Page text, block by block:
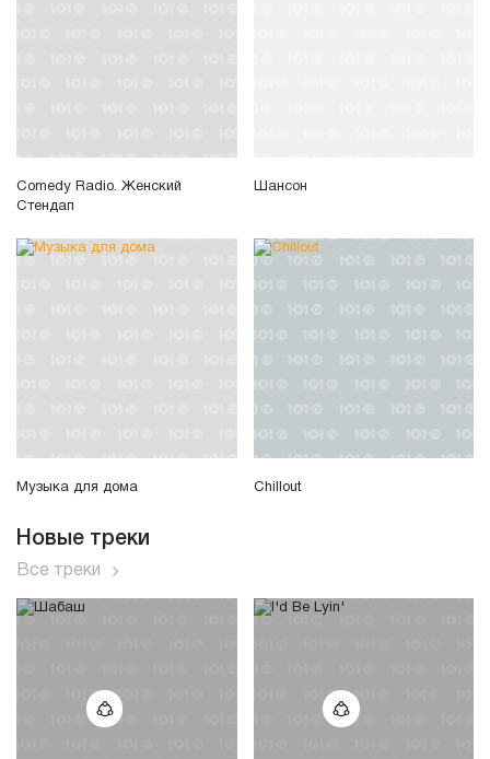
Comedy Radio. Женский
Стендап
Шансон
Музыка для дома Chillout
Новые треки
Все треки